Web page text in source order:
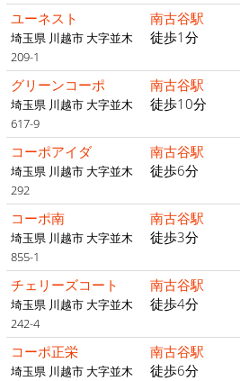
ユーネスト
埼玉県 川越市 大字並木
209-1
南古谷駅
徒歩1分
グリーンコーポ
埼玉県 川越市 大字並木
617-9
南古谷駅
徒歩10分
コーポアイダ
埼玉県 川越市 大字並木
292
南古谷駅
徒歩6分
コーポ南
埼玉県 川越市 大字並木
855-1
南古谷駅
徒歩3分
チェリーズコート
埼玉県 川越市 大字並木
242-4
南古谷駅
徒歩4分
コーポ正栄
埼玉県 川越市 大字並木
南古谷駅
徒歩6分